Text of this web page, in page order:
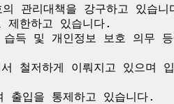
관리대책을 강구하고 있습니
한하고 있습니다.
득 및 개인정보 보호 의무
철저하게 이뤄지고 있으며
입을 통제하고 있습니다.